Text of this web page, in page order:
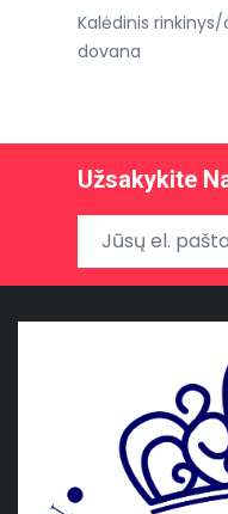
Kalėdinis
dovana
Užsakykite